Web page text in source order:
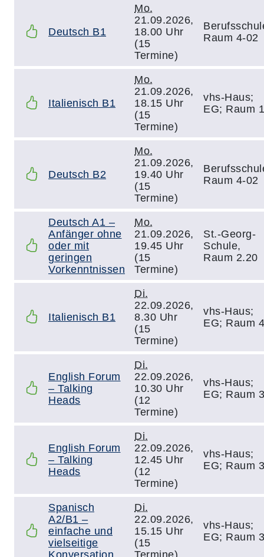
Deutsch B1
Mo.
21.09.2026,
18.00 Uhr
(15
Termine)
Raum 4-02
Italienisch B1
Mo.
21.09.2026,
18.15 Uhr
(15
Termine)
vhs-Haus;
EG; Raum 1
Deutsch B2
Mo.
21.09.2026,
19.40 Uhr
(15
Termine)
Raum 4-02
Deutsch A1 –
Anfänger ohne
oder mit
geringen
Vorkenntnissen
Mo.
21.09.2026,
19.45 Uhr
(15
Termine)
St.-Georg-
Schule,
Raum 2.20
Italienisch B1
Di.
22.09.2026,
8.30 Uhr
(15
Termine)
vhs-Haus;
EG; Raum 4
English Forum
– Talking
Heads
Di.
22.09.2026,
10.30 Uhr
(12
Termine)
vhs-Haus;
EG; Raum 3
English Forum
– Talking
Heads
Di.
22.09.2026,
12.45 Uhr
(12
Termine)
vhs-Haus;
EG; Raum 3
Spanisch
A2/B1 –
einfache und
vielseitige
Konversation
Di.
22.09.2026,
15.15 Uhr
(15
Termine)
vhs-Haus;
EG; Raum 3